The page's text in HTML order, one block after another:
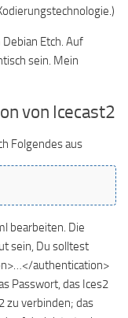
Etch. Auf
sein. Mein
von Icecast2
Folgendes aus
bearbeiten. Die
sein, Du solltest
authentication>
Passwort, das Ices2
zu verbinden; das